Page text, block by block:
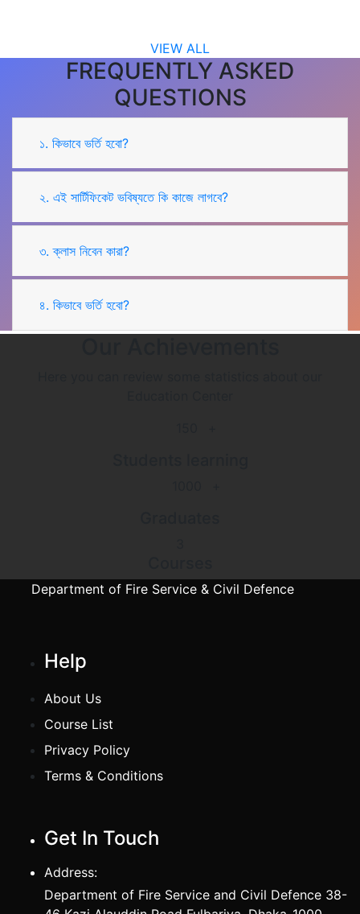
VIEW ALL
FREQUENTLY ASKED
QUESTIONS
১. কিভাবে ভর্তি হবো?
২. এই সার্টিফিকেট ভবিষ্যতে কি কাজে লাগবে?
৩. ক্লাস নিবেন কারা?
৪. কিভাবে ভর্তি হবো?
Department of Fire Service & Civil Defence
Help
About Us
Course List
Privacy Policy
Terms & Conditions
Get In Touch
Address:
Department of Fire Service and Civil Defence 38-